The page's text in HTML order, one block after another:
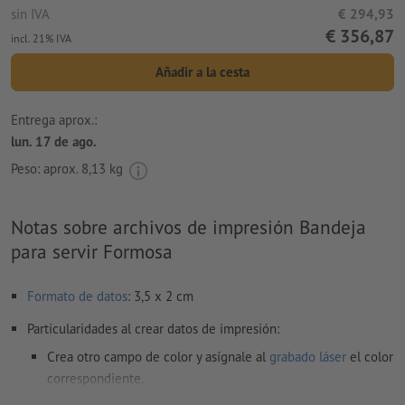
sin IVA € 294,93
incl. 21% IVA € 356,87
Añadir a la cesta
Entrega aprox.:
lun. 17 de ago.
Peso: aprox. 8,13 kg
Notas sobre archivos de impresión Bandeja
para servir Formosa
Formato de datos: 3,5 x 2 cm
Particularidades al crear datos de impresión:
Crea otro campo de color y asígnale al grabado láser el color
correspondiente.